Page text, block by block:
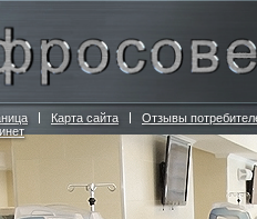
Карта сайта
Отзывы